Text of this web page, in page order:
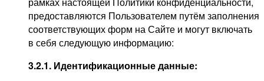
предоставляются Пользователем путём заполнения
соответствующих форм на Сайте и могут включать
в себя следующую информацию:
3.2.1. Идентификационные данные: